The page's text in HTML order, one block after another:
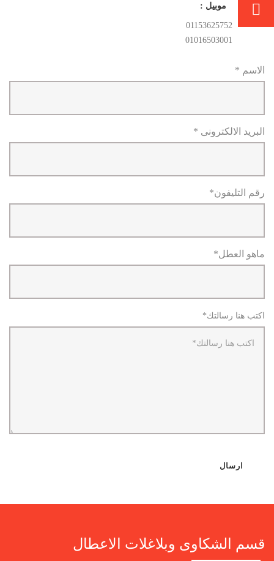
موبيل :
01153625752
01016503001
الاسم *
البريد الالكترونى *
رقم التليفون*
ماهو العطل*
اكتب هنا رسالتك*
ارسال
قسم الشكاوى وبلاغلات الاعطال